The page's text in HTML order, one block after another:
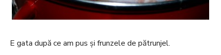
E gata după ce am pus și frunzele de pătrunjel.